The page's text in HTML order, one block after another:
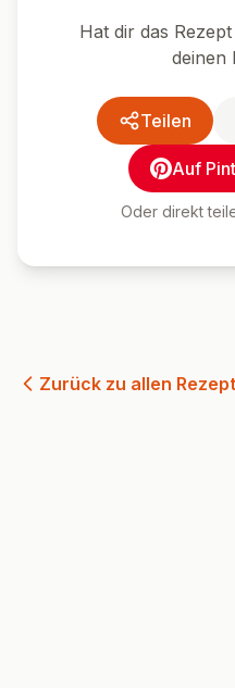
Hat dir das
deinen
Teilen
Auf
Oder direkt
Zurück zu allen